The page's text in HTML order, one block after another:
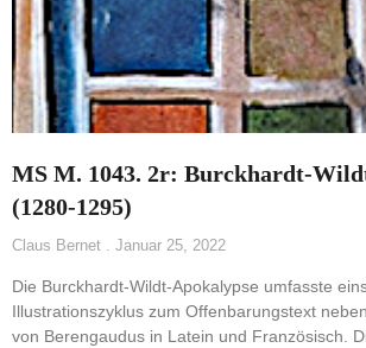
MS M. 1043. 2r: Burckhardt-
(1280-1295)
Claus Bernet Januar 25, 2022
Die Burckhardt-Wildt-Apokalypse umfasste
Illustrationszyklus zum Offenbarungstext
von Berengaudus in Latein und Französisch.